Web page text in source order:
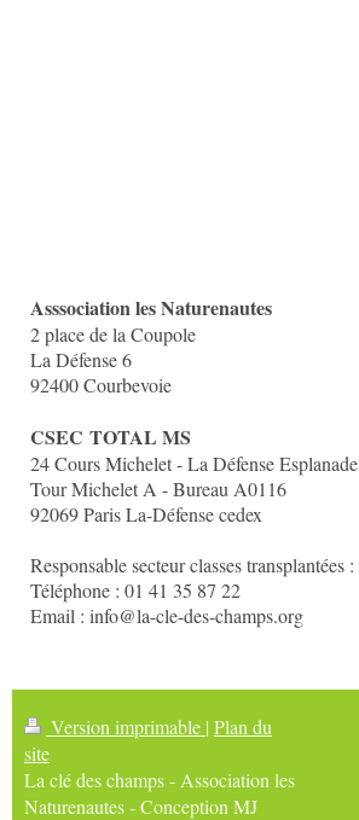
Asssociation les Naturenautes
2 place de la Coupole
La Défense 6
92400 Courbevoie
CSEC TOTAL MS
24 Cours Michelet - La Défense
Tour Michelet A - Bureau A0116
92069 Paris La-Défense cedex
Responsable secteur classes transplantées :
Téléphone : 01 41 35 87 22
Email : info@la-cle-des-champs.org
Version imprimable | Plan du
site
La clé des champs - Association les
Naturenautes - Conception MJ